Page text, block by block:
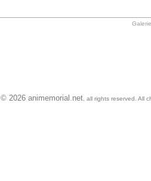
Galerie
© 2026 animemorial.net , all rights reserved. All